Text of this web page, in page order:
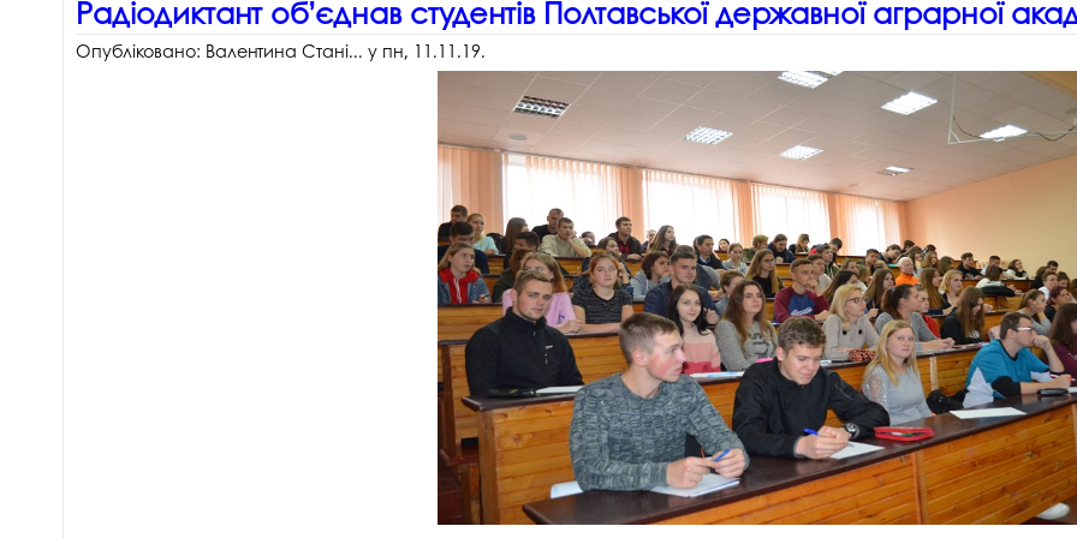
Радіодиктант об’єднав студентів Полтавської державної аграрної
Опубліковано: Валентина Стані... у пн, 11.11.19.